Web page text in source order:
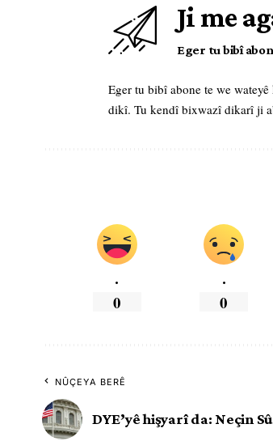
Ji me
Eger tu bibî
Eger tu bibî abone te we wateyê
dikî. Tu kendî bixwazî dikarî ji
.
0
.
0
NÛÇEYA BERÊ
DYE’yê hişyarî da: Neçin